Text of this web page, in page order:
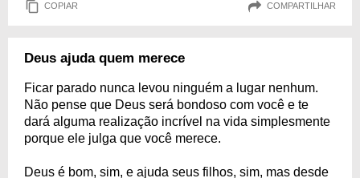
COPIAR COMPARTILHAR
Deus ajuda quem merece
Ficar parado nunca levou ninguém a lugar nenhum.
Não pense que Deus será bondoso com você e te
dará alguma realização incrível na vida simplesmente
porque ele julga que você merece.
Deus é bom, sim, e ajuda seus filhos, sim, mas desde